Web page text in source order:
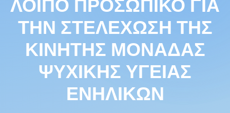
ΛΟΙΠΟ ΠΡΟΣΩΠΙΚΟ ΓΙΑ
ΤΗΝ ΣΤΕΛΕΧΩΣΗ ΤΗΣ
ΚΙΝΗΤΗΣ ΜΟΝΑΔΑΣ
ΨΥΧΙΚΗΣ ΥΓΕΙΑΣ
ΕΝΗΛΙΚΩΝ